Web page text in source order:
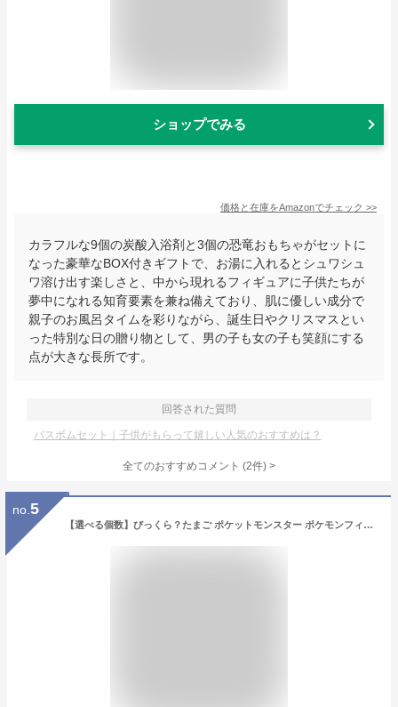
ショップでみる
価格と在庫をAmazonでチェック >>
カラフルな9個の炭酸入浴剤と3個の恐竜おもちゃがセットに
なった豪華なBOX付きギフトで、お湯に入れるとシュワシュ
ワ溶け出す楽しさと、中から現れるフィギュアに子供たちが
夢中になれる知育要素を兼ね備えており、肌に優しい成分で
親子のお風呂タイムを彩りながら、誕生日やクリスマスとい
った特別な日の贈り物として、男の子も女の子も笑顔にする
点が大きな長所です。
回答された質問
バスボムセット｜子供がもらって嬉しい人気のおすすめは？
全てのおすすめコメント (2件) >
no. 5
【選べる個数】びっくら？たまご ポケットモンスター ポケモンフィギュアコレクション シャボンのかおり 1個入 入浴剤 バスボール キャラクター マスコット ピカチュウ ニャオハ ホゲータ クワッス ピチュー ポッチャマ イーブイ ミュウ